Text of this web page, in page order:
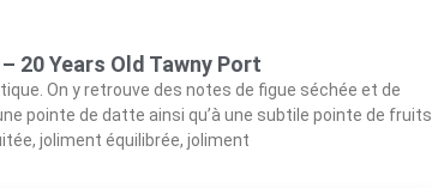
20 Years Old Tawny Port
On y retrouve des notes de figue séchée et de
pointe de datte ainsi qu’à une subtile pointe de fruits
joliment équilibrée, joliment